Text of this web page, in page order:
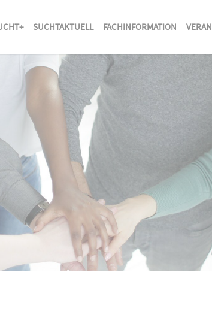
SUCHTAKTUELL FACHINFORMATION